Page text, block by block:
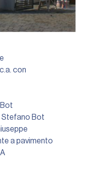
con
Stefano Bot
a pavimento